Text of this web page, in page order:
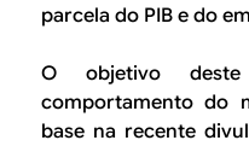
parcela do PIB e do
O objetivo
comportamento do
base na recente